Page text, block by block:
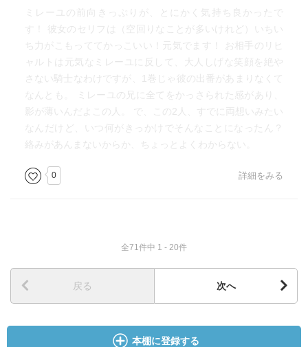
ミレーユの前向きっぷりが、とにかく気持ち良かったで
す！ 彼女のセリフは（空回りなことが多いけれど）いちい
ち力がこもっててかっこいい！元気でます！ お相手のリヒ
ャルトは元気なミレーユに反して、大人しげな笑顔を絶や
さない騎士なわけですが、1巻じゃ彼の出番があまりなくて
なんとも。 ミレーユの兄に全てをかっさられた感があり、
影が薄いんだよこの人。 で、この2人、すでに両想いみたい
なんだけど、いつ何がきっかけでそんなことになったん？
絡みがあんまないからか、ちょっとよくわからない。
0 詳細をみる
全71件中 1 - 20件
戻る 次へ
本棚に登録する